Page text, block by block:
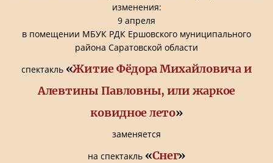
изменения:
9 апреля
в помещении МБУК РДК Ершовского муниципального
района Саратовской области
спектакль «Житие Фёдора Михайловича и
Алевтины Павловны, или жаркое
ковидное лето»
заменяется
на спектакль «Снег»